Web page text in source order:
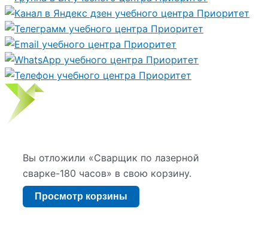
Вы отложили «Сварщик по лазерной
сварке-180 часов» в свою корзину.
Просмотр корзины